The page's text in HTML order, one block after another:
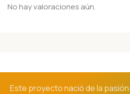
No hay valoraciones aún.
Este proyecto nació de la